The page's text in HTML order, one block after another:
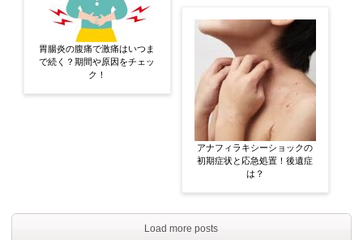
胃腸炎の腹痛で激痛はいつま
で続く？期間や原因をチェッ
ク！
アナフィラキシーショックの
初期症状と応急処置！後遺症
は？
Load more posts